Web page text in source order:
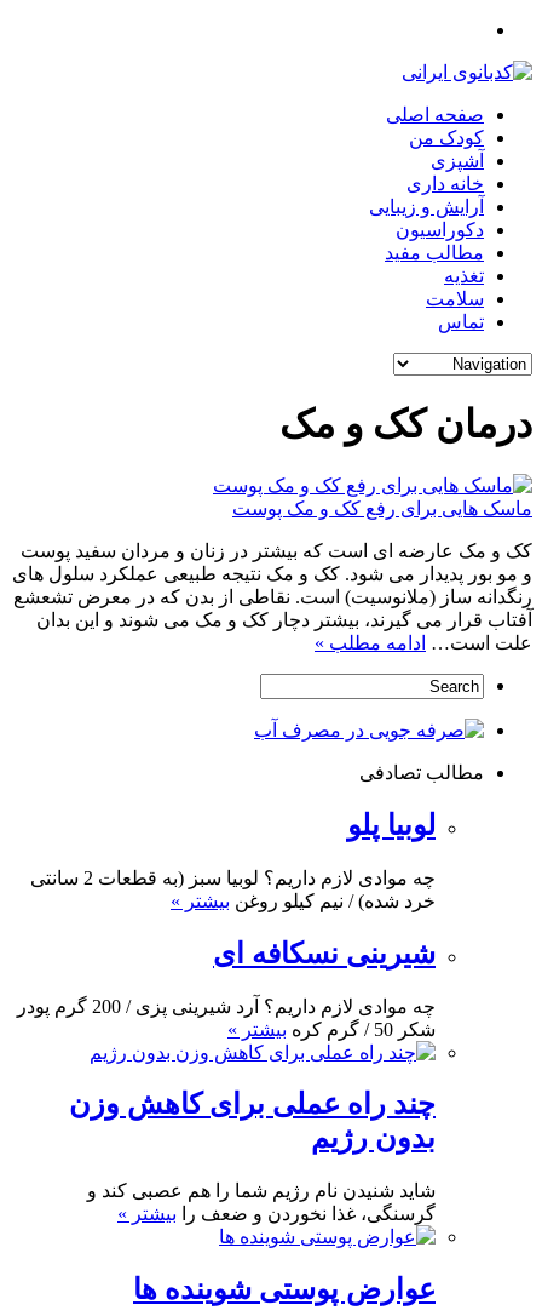
صفحه اصلی
کودک من
آشپزی
خانه داری
آرایش و زیبایی
دکوراسیون
مطالب مفید
تغذیه
سلامت
تماس
درمان کک و مک
ماسک هایی برای رفع کک و مک پوست
کک و مک عارضه ای است که بیشتر در زنان و مردان سفید پوست
و مو بور پدیدار می شود. کک و مک نتیجه طبیعی عملکرد سلول های
رنگدانه ساز (ملانوسیت) است. نقاطی از بدن که در معرض تشعشع
آفتاب قرار می گیرند، بیشتر دچار کک و مک می شوند و این بدان
علت است… ادامه مطلب »
مطالب تصادفی
لوبیا پلو
چه موادی لازم داریم؟ لوبیا سبز (به قطعات 2 سانتی
خرد شده) / نیم کیلو روغن بیشتر »
شیرینی نسکافه ای
چه موادی لازم داریم؟ آرد شیرینی پزی / 200 گرم پودر
شکر 50 / گرم کره
بیشتر »
چند راه عملی برای کاهش وزن
بدون رژیم
شاید شنیدن نام رژیم شما را هم عصبی کند و
گرسنگی، غذا نخوردن و ضعف را بیشتر »
عوارض پوستی شوینده ها